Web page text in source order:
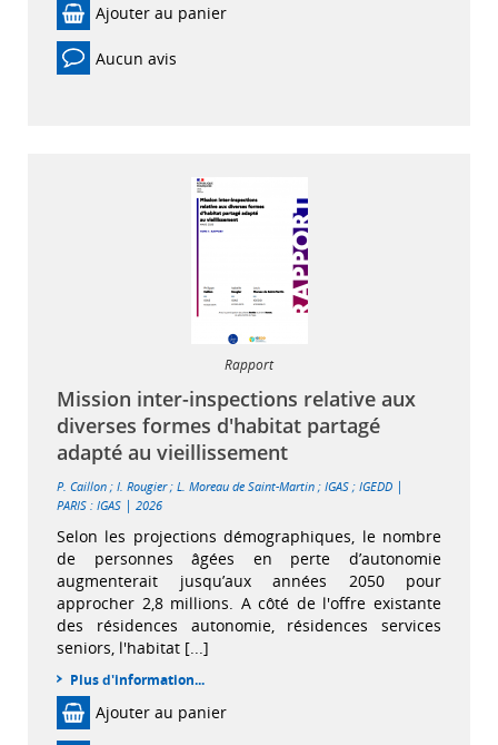
Ajouter au panier
Aucun avis
Rapport
Mission inter-inspections relative aux
diverses formes d'habitat partagé
adapté au vieillissement
P. Caillon ; I. Rougier; L. Moreau de Saint-Martin ; IGAS ; IGEDD |
PARIS : IGAS | 2026
Selon les projections démographiques, le nombre
de personnes âgées en perte d’autonomie
augmenterait jusqu’aux années 2050 pour
approcher 2,8 millions. A côté de l'offre existante
des résidences autonomie, résidences services
seniors, l'habitat [...]
Plus d'information...
Ajouter au panier